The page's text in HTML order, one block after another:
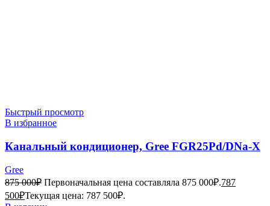
Быстрый просмотр
В избранное
Канальный кондиционер, Gree FGR25Pd/DNa-X
Gree
875 000₽ Первоначальная цена составляла 875 000₽.787
500₽Текущая цена: 787 500₽.